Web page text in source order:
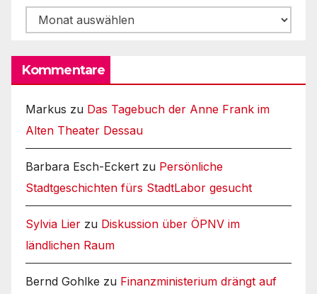
Archiv
Kommentare
Markus zu Das Tagebuch der Anne Frank im
Alten Theater Dessau
Barbara Esch-Eckert zu Persönliche
Stadtgeschichten fürs StadtLabor gesucht
Sylvia Lier zu Diskussion über ÖPNV im
ländlichen Raum
Bernd Gohlke zu Finanzministerium drängt auf